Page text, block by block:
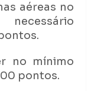
aéreas no
no mínimo
pontos.